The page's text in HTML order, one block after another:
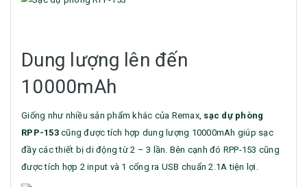
Dung lượng lên đến
10000mAh
Giống như nhiều sản phẩm khác của Remax, sạc dự phòng
RPP-153cũng được tích hợp dung lượng 10000mAh giúp sạc
đầy các thiết bị di động từ 2 – 3 lần. Bên cạnh đó RPP-153 cũng
được tích hợp 2 input và 1 cổng ra USB chuẩn 2.1A tiện lợi.